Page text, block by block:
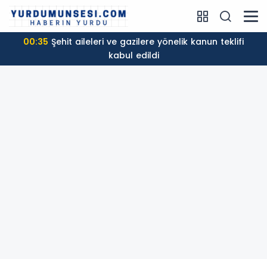
00:35
kabul edildi